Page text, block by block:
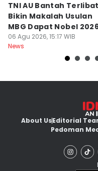
TNI AU Bantah Terlibat
Bikin Makalah Usulan
MBG Dapat Nobel
06 Agu 2026, 15:17 WIB
News
About UsEditorial
Pedoman